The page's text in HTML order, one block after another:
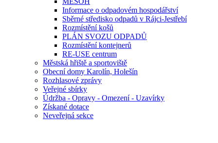
Informace o odpadovém hospodářství
Sběrné středisko odpadů v Rájci-Jestřebí
Rozmístění košů
PLÁN SVOZU ODPADŮ
Rozmístění kontejnerů
RE-USE centrum
Městská hřiště a sportoviště
Obecní domy Karolín, Holešín
Rozhlasové zprávy
Veřejné sbírky
Údržba - Opravy - Omezení - Uzavírky
Získané dotace
Neveřejná sekce